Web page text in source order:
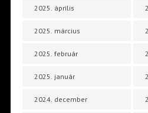
2025. április
2025. március
2025. február
2025. január
2024. december